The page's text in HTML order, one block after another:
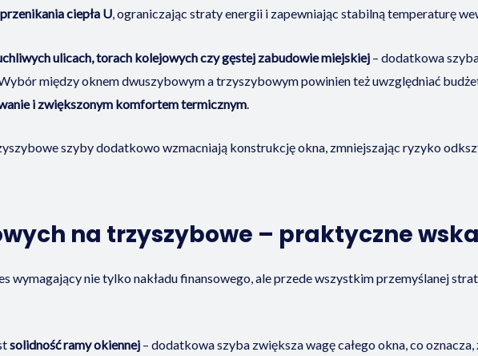
ciepła U, ograniczając straty energii i zapewniając stabilną temperaturę
ulicach, torach kolejowych czy gęstej zabudowie miejskiej – dodatkowa
między oknem dwuszybowym a trzyszybowym powinien też uwzględniać
i zwiększonym komfortem termicznym
szyby dodatkowo wzmacniają konstrukcję okna, zmniejszając ryzyko
na trzyszybowe – praktyczne
wymagający nie tylko nakładu finansowego, ale przede wszystkim przemyślanej
solidność ramy okiennej – dodatkowa szyba zwiększa wagę całego okna, co oznacza,